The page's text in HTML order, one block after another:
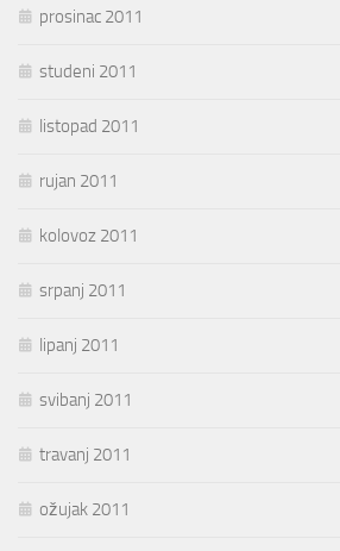
prosinac 2011
studeni 2011
listopad 2011
rujan 2011
kolovoz 2011
srpanj 2011
lipanj 2011
svibanj 2011
travanj 2011
ožujak 2011